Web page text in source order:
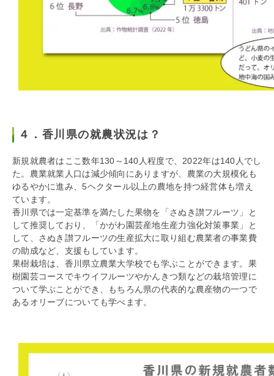
４．香川県の就農状況は？
新規就農者はここ数年130～140人程度で、2022年は140人でし
た。農業就業人口は減少傾向にありますが、農業の大規模化も
ゆるやかに進み、5ヘクタール以上の農地を持つ経営体も増え
ています。
香川県では一定基準を満たした果物を「さぬき讃フルーツ」と
して推奨しており、「かがわ園芸産地生産力強化対策事業」と
して、さぬき讃フルーツの生産拡大に取り組む農業者の事業費
の助成など、支援もしています。
果樹栽培は、香川県立農業大学校でも学ぶことができます。果
樹園芸コースでキウイフルーツやかんきつ類などの栽培管理に
ついて学ぶことができ、もちろん県の代表的な農産物の一つで
あるオリーブについても学べます。